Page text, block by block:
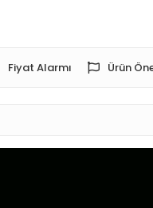
Fiyat Alarmı Ürün